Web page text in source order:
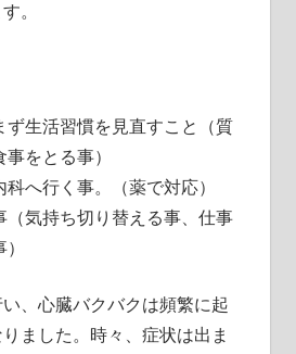
。
ず生活習慣を見直すこと（質
をとる事）
へ行く事。（薬で対応）
（気持ち切り替える事、仕事
、心臓バクバクは頻繁に起
ました。時々、症状は出ま